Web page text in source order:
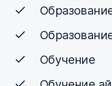
Обучение